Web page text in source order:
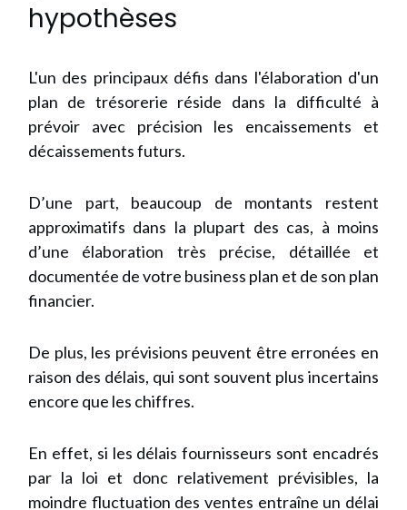
hypothèses
L'un des principaux défis dans l'élaboration d'un
plan de trésorerie réside dans la difficulté à
prévoir avec précision les encaissements et
décaissements futurs.
D’une part, beaucoup de montants restent
approximatifs dans la plupart des cas, à moins
d’une élaboration très précise, détaillée et
documentée de votre business plan et de son plan
financier.
De plus, les prévisions peuvent être erronées en
raison des délais, qui sont souvent plus incertains
encore que les chiffres.
En effet, si les délais fournisseurs sont encadrés
par la loi et donc relativement prévisibles, la
moindre fluctuation des ventes entraîne un délai